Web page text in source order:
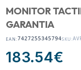
MONITOR
GARANTIA
EAN:7427255345794SKU:
183.54€